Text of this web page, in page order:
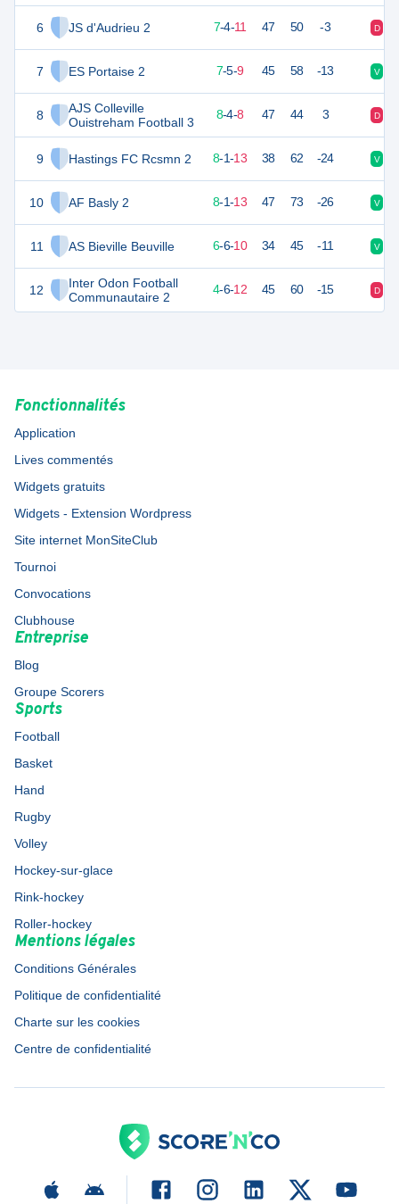
6 JS d'Audrieu 2
7 ES Portaise 2
8
AJS Colleville
Ouistreham Football 3
9 Hastings FC Rcsmn 2
10 AF Basly 2
11 AS Bieville Beuville
12
Inter Odon Football
Communautaire 2
7-4-11 47 50 -3 D
7-5-9 45 58 -13 V
25 22 8-4-8 47 44 3 D
25 22 8-1-13 38 62 -24 V
8-1-13 47 73 -26 V
23 6-6-10 34 45 -11 V
18 4-6-12 45 60 -15 D
Fonctionnalités
Application
Lives commentés
Widgets gratuits
Widgets - Extension Wordpress
Site internet MonSiteClub
Tournoi
Convocations
Clubhouse
Entreprise
Blog
Groupe Scorers
Sports
Football
Basket
Hand
Rugby
Volley
Hockey-sur-glace
Rink-hockey
Roller-hockey
Mentions légales
Conditions Générales
Politique de confidentialité
Charte sur les cookies
Centre de confidentialité